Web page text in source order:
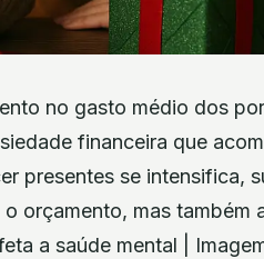
no gasto médio dos
financeira que
presentes se intensifica,
orçamento, mas também
a saúde mental |